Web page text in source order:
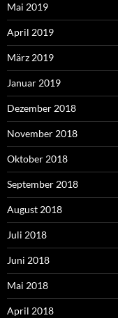
Mai 2019
April 2019
März 2019
Januar 2019
Dezember 2018
November 2018
Oktober 2018
September 2018
August 2018
Juli 2018
Juni 2018
Mai 2018
April 2018